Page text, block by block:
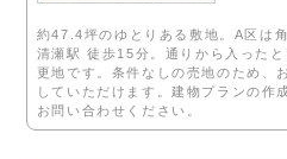
約47.4坪のゆとりある敷地。A区は
清瀬駅 徒歩15分。通りから入った
更地です。条件なしの売地のため、
していただけます。建物プランの作
お問い合わせください。